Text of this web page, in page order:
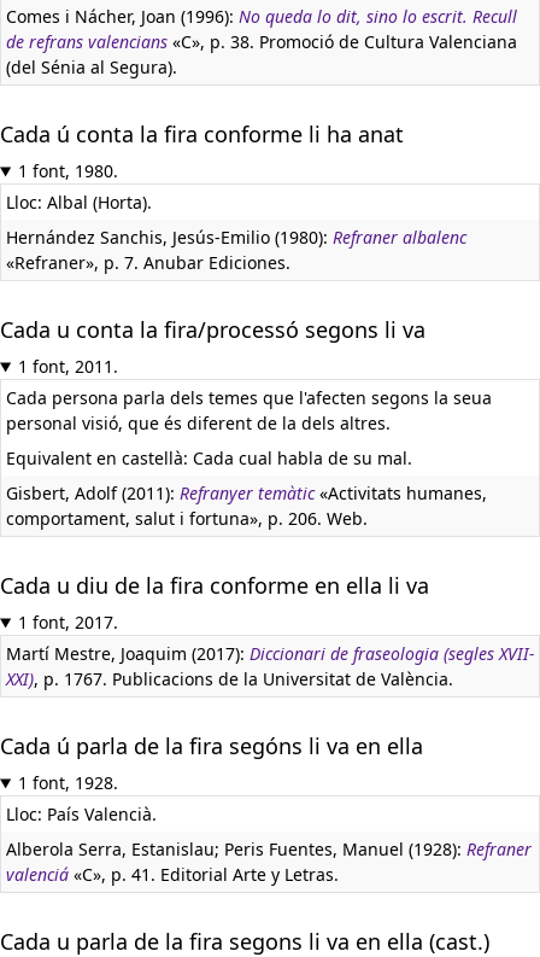
Comes i Nácher, Joan (1996): No queda lo dit, sino lo escrit. Recull
de refrans valencians «C», p. 38. Promoció de Cultura Valenciana
(del Sénia al Segura).
Cada ú conta la fira conforme li ha anat
1 font, 1980.
Lloc: Albal (Horta).
Hernández Sanchis, Jesús-Emilio (1980): Refraner albalenc
«Refraner», p. 7. Anubar Ediciones.
Cada u conta la fira/processó segons li va
1 font, 2011.
Cada persona parla dels temes que l'afecten segons la seua
personal visió, que és diferent de la dels altres.
Equivalent en castellà: Cada cual habla de su mal.
Gisbert, Adolf (2011): Refranyer temàtic«Activitats humanes,
comportament, salut i fortuna», p. 206. Web.
Cada u diu de la fira conforme en ella li va
1 font, 2017.
Martí Mestre, Joaquim (2017): Diccionari de fraseologia (segles XVII-
XXI), p. 1767. Publicacions de la Universitat de València.
Cada ú parla de la fira segóns li va en ella
1 font, 1928.
Lloc: País Valencià.
Alberola Serra, Estanislau; Peris Fuentes, Manuel (1928): Refraner
valenciá «C», p. 41. Editorial Arte y Letras.
Cada u parla de la fira segons li va en ella (cast.)